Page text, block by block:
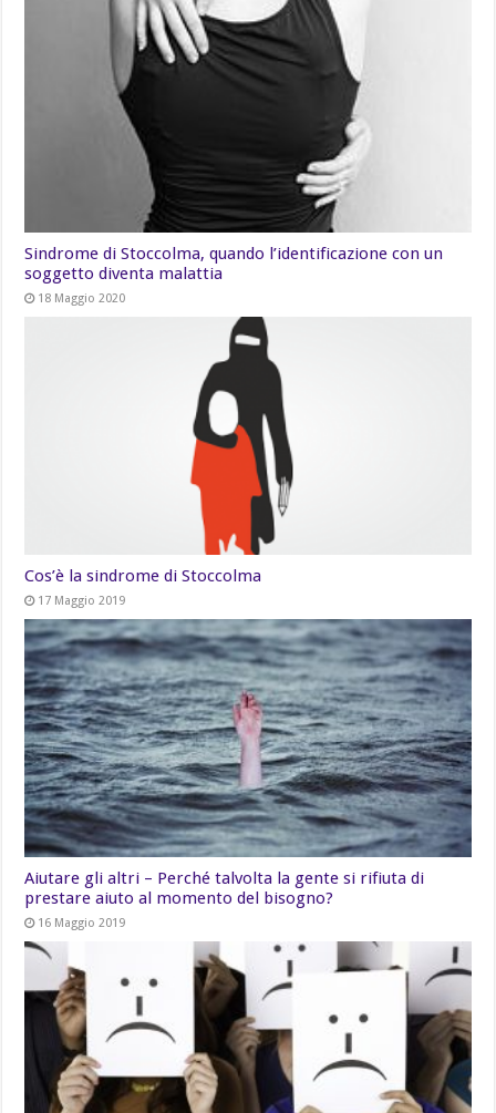
Sindrome di Stoccolma, quando l’identificazione con un
soggetto diventa malattia
18 Maggio 2020
Cos’è la sindrome di Stoccolma
17 Maggio 2019
Aiutare gli altri – Perché talvolta la gente si rifiuta di
prestare aiuto al momento del bisogno?
16 Maggio 2019